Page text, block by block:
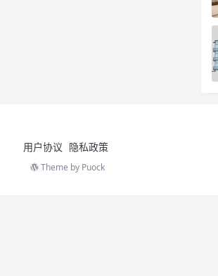
用户协议 隐私政策
Theme by Puock